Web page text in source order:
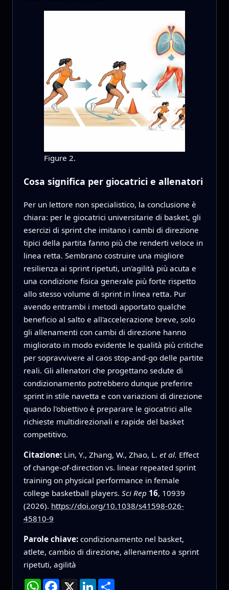
Figure 2.
Cosa significa per giocatrici e allenatori
Per un lettore non specialistico, la conclusione è
chiara: per le giocatrici universitarie di basket, gli
esercizi di sprint che imitano i cambi di direzione
tipici della partita fanno più che renderti veloce in
linea retta. Sembrano costruire una migliore
resilienza ai sprint ripetuti, un'agilità più acuta e
una condizione fisica generale più forte rispetto
allo stesso volume di sprint in linea retta. Pur
avendo entrambi i metodi apportato qualche
beneficio al salto e all'accelerazione breve, solo
gli allenamenti con cambi di direzione hanno
migliorato in modo evidente le qualità più critiche
per sopravvivere al caos stop-and-go delle partite
reali. Gli allenatori che progettano sedute di
condizionamento potrebbero dunque preferire
sprint in stile navetta e con variazioni di direzione
quando l'obiettivo è preparare le giocatrici alle
richieste multidirezionali e rapide del basket
competitivo.
Citazione: Lin, Y., Zhang, W., Zhao, L. et al. Effect
of change-of-direction vs. linear repeated sprint
training on physical performance in female
college basketball players. Sci Rep 16, 10939
(2026). https://doi.org/10.1038/s41598-026-
45810-9
Parole chiave: condizionamento nel basket,
atlete, cambio di direzione, allenamento a sprint
ripetuti, agilità
WhatsApp
Facebook
X LinkedInCondividi